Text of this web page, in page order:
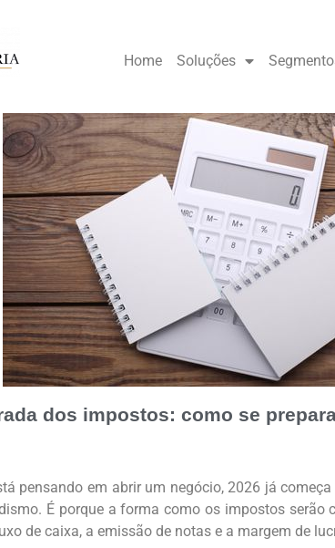
Home Soluções
dos impostos: como se
pensando em abrir um negócio, 2026 já
É porque a forma como os impostos
de caixa, a emissão de notas e a margem de